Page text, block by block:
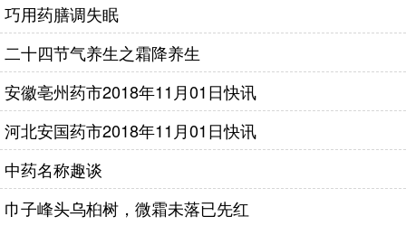
巧用药膳调失眠
二十四节气养生之霜降养生
安徽亳州药市2018年11月01日快讯
河北安国药市2018年11月01日快讯
中药名称趣谈
巾子峰头乌桕树，微霜未落已先红